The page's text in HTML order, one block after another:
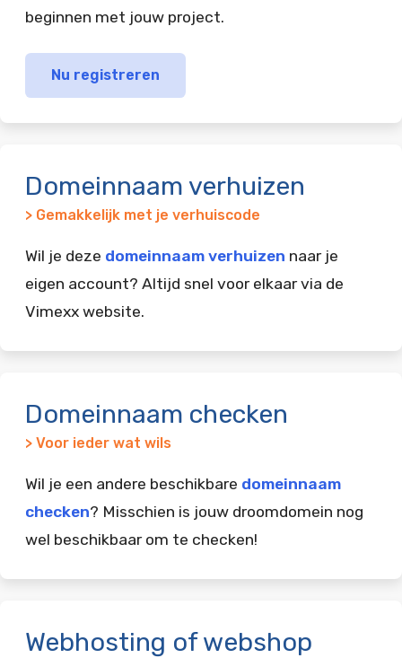
beginnen met jouw project.
Nu registreren
Domeinnaam verhuizen
> Gemakkelijk met je verhuiscode
Wil je deze domeinnaam verhuizen naar je
eigen account? Altijd snel voor elkaar via de
Vimexx website.
Domeinnaam checken
> Voor ieder wat wils
Wil je een andere beschikbare domeinnaam
checken? Misschien is jouw droomdomein nog
wel beschikbaar om te checken!
Webhosting of webshop